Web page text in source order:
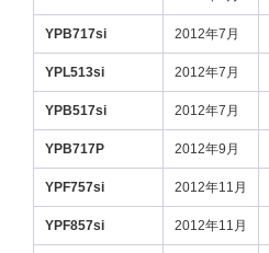
YPB717si 2012年7月
YPL513si 2012年7月
YPB517si 2012年7月
YPB717P 2012年9月
YPF757si 2012年11月
YPF857si 2012年11月